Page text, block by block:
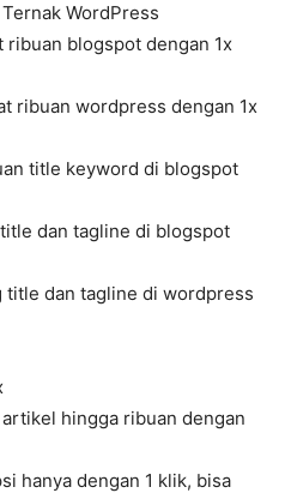
WordPress
ribuan blogspot dengan 1x
ribuan wordpress dengan 1x
title keyword di blogspot
dan tagline di blogspot
title dan tagline di wordpress
hingga ribuan dengan
hanya dengan 1 klik, bisa